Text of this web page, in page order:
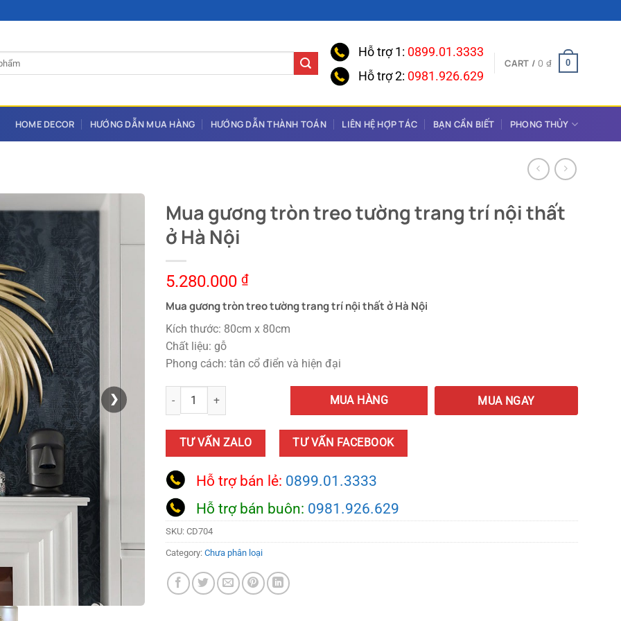
Hỗ trợ 1: 0899.01.3333
Hỗ trợ 2: 0981.926.629
CART / 0 ₫ 0
HOME DECOR HƯỚNG DẪN MUA HÀNG HƯỚNG DẪN THÀNH TOÁN LIÊN HỆ HỢP TÁC BẠN CẦN BIẾT PHONG THỦY
❯
Mua gương tròn treo tường trang trí nội thất
ở Hà Nội
5.280.000 ₫
Mua gương tròn treo tường trang trí nội thất ở Hà Nội
Kích thước: 80cm x 80cm
Chất liệu: gỗ
Phong cách: tân cổ điển và hiện đại
Mua gương tròn treo tường trang trí nội thất ở Hà Nội quantity
MUA HÀNG MUA NGAY
TƯ VẤN ZALO TƯ VẤN FACEBOOK
Hỗ trợ bán lẻ: 0899.01.3333
Hỗ trợ bán buôn: 0981.926.629
SKU: CD704
Category: Chưa phân loại